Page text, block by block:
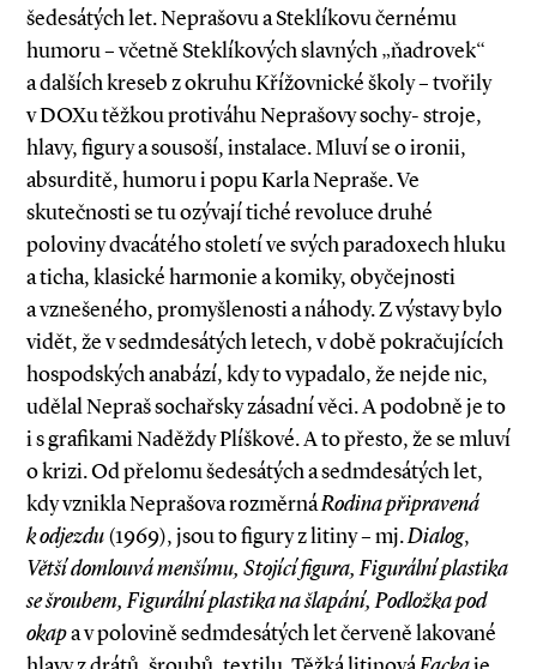
šedesátých let. Neprašovu a Steklíkovu černému
humoru – včetně Steklíkových slavných „ňadrovek“
a dalších kreseb z okruhu Křížovnické školy – tvořily
v DOXu těžkou protiváhu Neprašovy sochy- stroje,
hlavy, figury a sousoší, instalace. Mluví se o ironii,
absurditě, humoru i popu Karla Nepraše. Ve
skutečnosti se tu ozývají tiché revoluce druhé
poloviny dvacátého století ve svých paradoxech hluku
a ticha, klasické harmonie a komiky, obyčejnosti
a vznešeného, promyšlenosti a náhody. Z výstavy bylo
vidět, že v sedmdesátých letech, v době pokračujících
hospodských anabází, kdy to vypadalo, že nejde nic,
udělal Nepraš sochařsky zásadní věci. A podobně je to
i s grafikami Naděždy Plíškové. A to přesto, že se mluví
o krizi. Od přelomu šedesátých a sedmdesátých let,
kdy vznikla Neprašova rozměrnáRodina připravená
k odjezdu(1969), jsou to figury z litiny – mj.Dialog,
Větší domlouvá menšímu, Stojící figura, Figurální plastika
se šroubem, Figurální plastika na šlapání, Podložka pod
okapa v polovině sedmdesátých let červeně lakované